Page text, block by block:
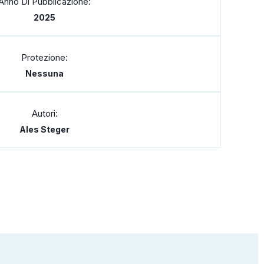
2025
Protezione:
Nessuna
Autori:
Ales Steger